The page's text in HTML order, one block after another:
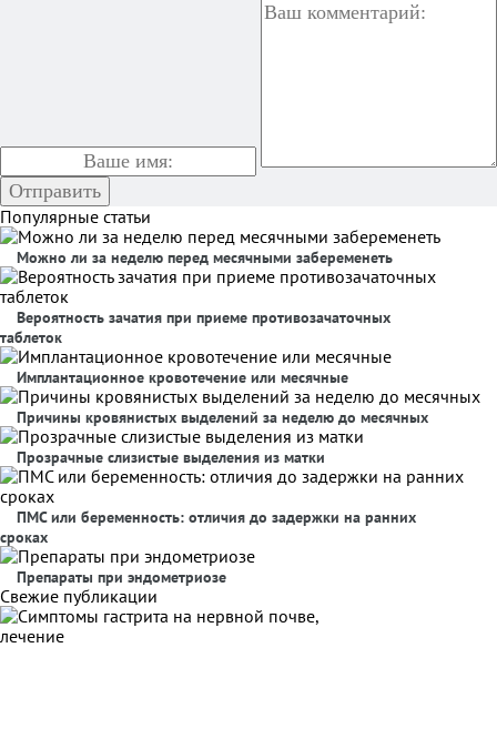
Популярные статьи
Можно ли за неделю перед месячными забеременеть
Вероятность зачатия при приеме противозачаточных
таблеток
Имплантационное кровотечение или месячные
Причины кровянистых выделений за неделю до месячных
Прозрачные слизистые выделения из матки
ПМС или беременность: отличия до задержки на ранних
сроках
Препараты при эндометриозе
Свежие публикации